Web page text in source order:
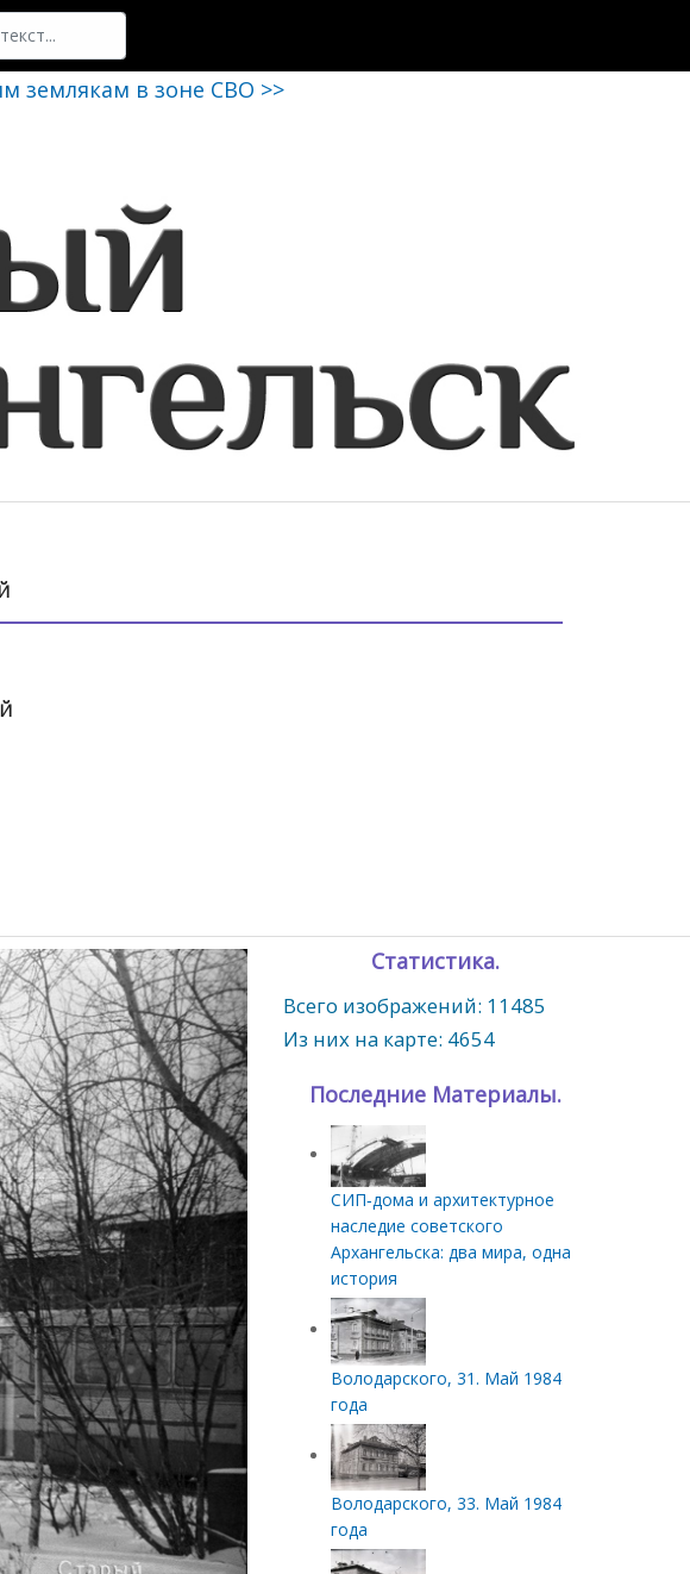
землякам в зоне СВО >>
Статистика.
Всего изображений: 11485
Из них на карте: 4654
Последние Материалы.
СИП‑дома и архитектурное
наследие советского
Архангельска: два мира, одна
история
Володарского, 31. Май 1984
года
Володарского, 33. Май 1984
года